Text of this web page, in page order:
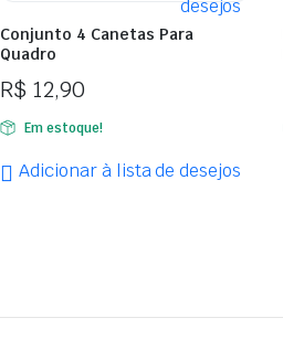
desejos
Conjunto 4 Canetas Para
Quadro
R$ 12,90
Em estoque!
Adicionar à lista de desejos